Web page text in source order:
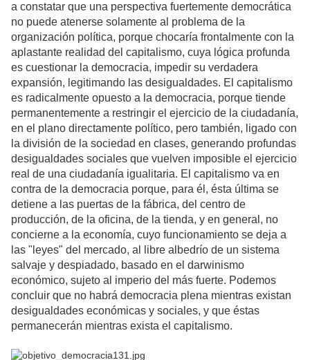
a constatar que una perspectiva fuertemente democrática
no puede atenerse solamente al problema de la
organización política, porque chocaría frontalmente con la
aplastante realidad del capitalismo, cuya lógica profunda
es cuestionar la democracia, impedir su verdadera
expansión, legitimando las desigualdades. El capitalismo
es radicalmente opuesto a la democracia, porque tiende
permanentemente a restringir el ejercicio de la ciudadanía,
en el plano directamente político, pero también, ligado con
la división de la sociedad en clases, generando profundas
desigualdades sociales que vuelven imposible el ejercicio
real de una ciudadanía igualitaria. El capitalismo va en
contra de la democracia porque, para él, ésta última se
detiene a las puertas de la fábrica, del centro de
producción, de la oficina, de la tienda, y en general, no
concierne a la economía, cuyo funcionamiento se deja a
las "leyes" del mercado, al libre albedrío de un sistema
salvaje y despiadado, basado en el darwinismo
económico, sujeto al imperio del más fuerte. Podemos
concluir que no habrá democracia plena mientras existan
desigualdades económicas y sociales, y que éstas
permanecerán mientras exista el capitalismo.